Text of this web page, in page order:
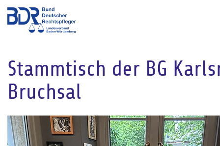
Stammtisch der BG
Bruchsal